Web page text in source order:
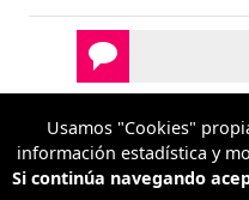
Usamos "Cookies"
información estadística y
Si continúa navegando